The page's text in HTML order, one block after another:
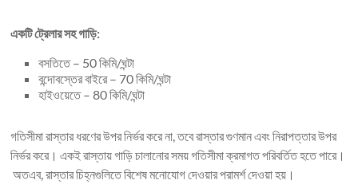
একটি ট্রেলার সহ গাড়ি:
বসতিতে – 50 কিমি/ঘন্টা
বন্দোবস্তের বাইরে – 70 কিমি/ঘন্টা
হাইওয়েতে – 80 কিমি/ঘন্টা
গতিসীমা রাস্তার ধরণের উপর নির্ভর করে না, তবে রাস্তার গুণমান এবং নিরাপত্তার উপর
নির্ভর করে। একই রাস্তায় গাড়ি চালানোর সময় গতিসীমা ক্রমাগত পরিবর্তিত হতে পারে।
অতএব, রাস্তার চিহ্নগুলিতে বিশেষ মনোযোগ দেওয়ার পরামর্শ দেওয়া হয়।